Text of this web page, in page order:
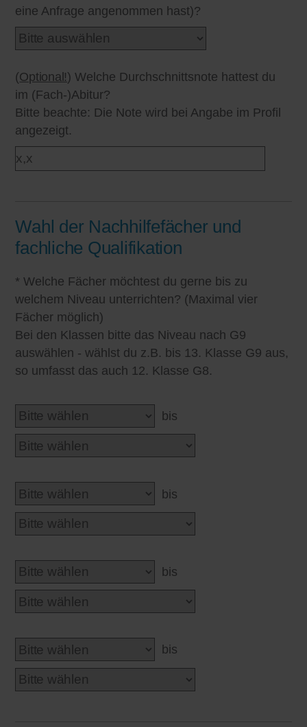
eine Anfrage angenommen hast)?
(Optional!) Welche Durchschnittsnote hattest du
im (Fach-)Abitur?
Bitte beachte: Die Note wird bei Angabe im Profil
angezeigt.
Wahl der Nachhilfefächer und
fachliche Qualifikation
* Welche Fächer möchtest du gerne bis zu
welchem Niveau unterrichten? (Maximal vier
Fächer möglich)
Bei den Klassen bitte das Niveau nach G9
auswählen - wählst du z.B. bis 13. Klasse G9 aus,
so umfasst das auch 12. Klasse G8.
bis
bis
bis
bis